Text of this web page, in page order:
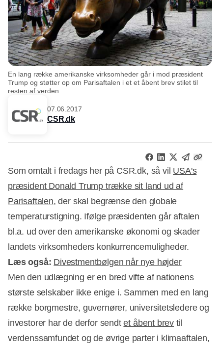
En lang række amerikanske virksomheder går i mod præsident
Trump og støtter op om Parisaftalen i et et åbent brev stilet til
resten af verden..
07.06.2017
CSR.dk
Som omtalt i fredags her på CSR.dk, så vil USA's
præsident Donald Trump trække sit land ud af
Parisaftalen, der skal begrænse den globale
temperaturstigning. Ifølge præsidenten går aftalen
bl.a. ud over den amerikanske økonomi og skader
landets virksomheders konkurrencemuligheder.
Læs også: Divestmentbølgen når nye højder
Annonce
Men den udlægning er en bred vifte af nationens
største selskaber ikke enige i. Sammen med en lang
række borgmestre, guvernører, universitetsledere og
investorer har de derfor sendtet åbent brev til
verdenssamfundet og de øvrige parter i klimaaftalen,